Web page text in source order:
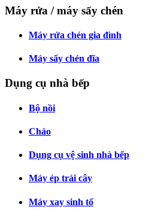
Máy rửa / máy sấy chén
Máy rửa chén gia đình
Máy sấy chén đĩa
Dụng cụ nhà bếp
Bộ nồi
Chảo
Dụng cụ vệ sinh nhà bếp
Máy ép trái cây
Máy xay sinh tố